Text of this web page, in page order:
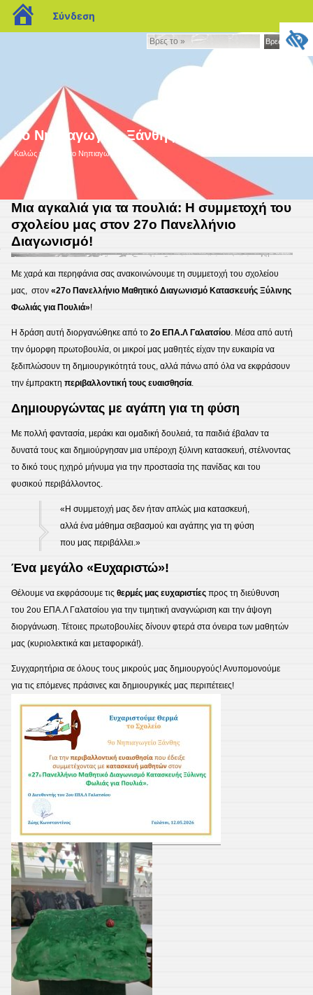
Βρες
Βρες το »
9ο Νηπιαγωγείο Ξάνθης
Καλώς ήρθατε στο Nηπιαγωγείο μας!
Μια αγκαλιά για τα πουλιά: Η συμμετοχή του
σχολείου μας στον 27ο Πανελλήνιο
Διαγωνισμό!
Με χαρά και περηφάνια σας ανακοινώνουμε τη συμμετοχή του σχολείου
μας, στον «27ο Πανελλήνιο Μαθητικό Διαγωνισμό Κατασκευής Ξύλινης
Φωλιάς για Πουλιά»!
Η δράση αυτή διοργανώθηκε από το 2ο ΕΠΑ.Λ Γαλατσίου. Μέσα από αυτή
την όμορφη πρωτοβουλία, οι μικροί μας μαθητές είχαν την ευκαιρία να
ξεδιπλώσουν τη δημιουργικότητά τους, αλλά πάνω από όλα να εκφράσουν
την έμπρακτη περιβαλλοντική τους ευαισθησία.
Δημιουργώντας με αγάπη για τη φύση
Με πολλή φαντασία, μεράκι και ομαδική δουλειά, τα παιδιά έβαλαν τα
δυνατά τους και δημιούργησαν μια υπέροχη ξύλινη κατασκευή, στέλνοντας
το δικό τους ηχηρό μήνυμα για την προστασία της πανίδας και του
φυσικού περιβάλλοντος.
«Η συμμετοχή μας δεν ήταν απλώς μια κατασκευή,
αλλά ένα μάθημα σεβασμού και αγάπης για τη φύση
που μας περιβάλλει.»
Ένα μεγάλο «Ευχαριστώ»!
Θέλουμε να εκφράσουμε τις θερμές μας ευχαριστίες προς τη διεύθυνση
του 2ου ΕΠΑ.Λ Γαλατσίου για την τιμητική αναγνώριση και την άψογη
διοργάνωση. Τέτοιες πρωτοβουλίες δίνουν φτερά στα όνειρα των μαθητών
μας (κυριολεκτικά και μεταφορικά!).
Συγχαρητήρια σε όλους τους μικρούς μας δημιουργούς! Ανυπομονούμε
για τις επόμενες πράσινες και δημιουργικές μας περιπέτειες!
blogs.sch.gr
Σύνδεση